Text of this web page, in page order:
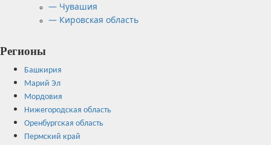
— Чувашия
— Кировская область
Регионы
Башкирия
Марий Эл
Мордовия
Нижегородская область
Оренбургская область
Пермский край